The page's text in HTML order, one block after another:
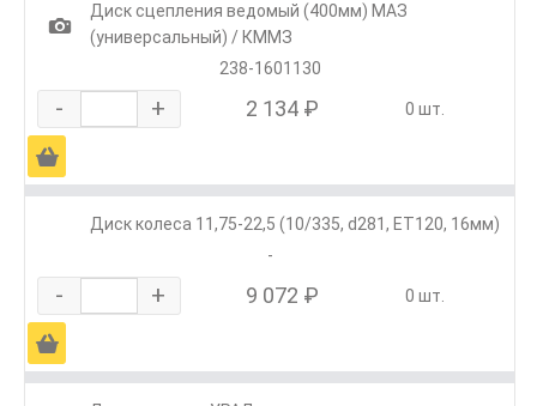
1
Диск сцепления ведомый (400мм) МАЗ
(универсальный) / КММЗ
238-1601130
- + 2 134 ₽ 0 шт.
Ä
Диск колеса 11,75-22,5 (10/335, d281, ET120, 16мм)
-
- + 9 072 ₽ 0 шт.
Ä